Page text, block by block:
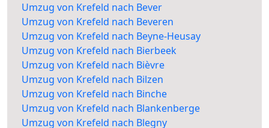
Umzug von Krefeld nach Bever
Umzug von Krefeld nach Beveren
Umzug von Krefeld nach Beyne-Heusay
Umzug von Krefeld nach Bierbeek
Umzug von Krefeld nach Bièvre
Umzug von Krefeld nach Bilzen
Umzug von Krefeld nach Binche
Umzug von Krefeld nach Blankenberge
Umzug von Krefeld nach Blegny